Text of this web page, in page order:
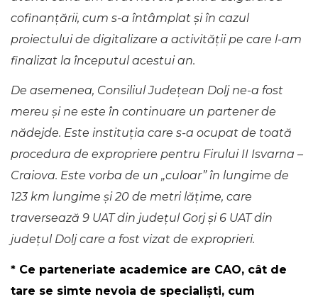
cofinanțării, cum s-a întâmplat și în cazul
proiectului de digitalizare a activității pe care l-am
finalizat la începutul acestui an.
De asemenea, Consiliul Județean Dolj ne-a fost
mereu și ne este în continuare un partener de
nădejde. Este instituția care s-a ocupat de toată
procedura de expropriere pentru Firului II Isvarna –
Craiova. Este vorba de un „culoar” în lungime de
123 km lungime și 20 de metri lățime, care
traversează 9 UAT din județul Gorj și 6 UAT din
județul Dolj care a fost vizat de exproprieri.
* Ce parteneriate academice are CAO, cât de
tare se simte nevoia de specialiști, cum